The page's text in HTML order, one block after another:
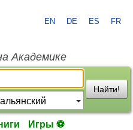
EN DE ES FR
Академике
Найти!
Игры ⚽